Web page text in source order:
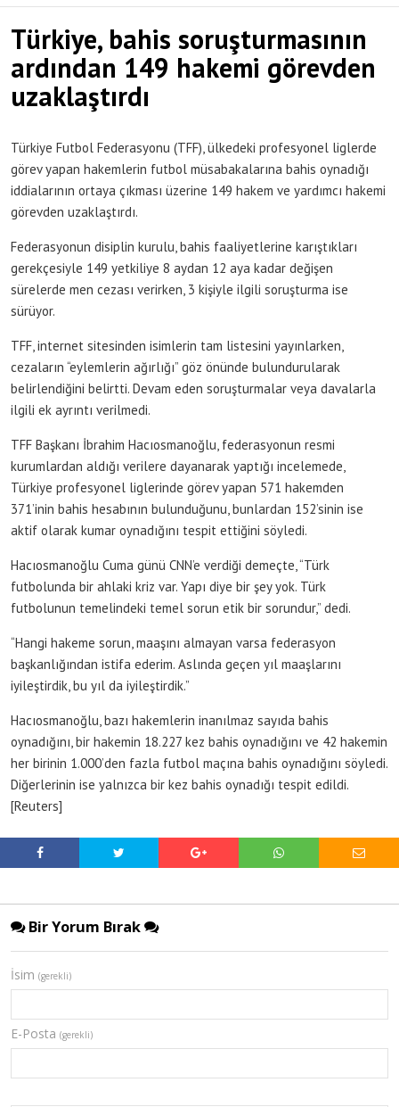
Türkiye, bahis soruşturmasının
ardından 149 hakemi görevden
uzaklaştırdı
Türkiye Futbol Federasyonu (TFF), ülkedeki profesyonel liglerde
görev yapan hakemlerin futbol müsabakalarına bahis oynadığı
iddialarının ortaya çıkması üzerine 149 hakem ve yardımcı hakemi
görevden uzaklaştırdı.
Federasyonun disiplin kurulu, bahis faaliyetlerine karıştıkları
gerekçesiyle 149 yetkiliye 8 aydan 12 aya kadar değişen
sürelerde men cezası verirken, 3 kişiyle ilgili soruşturma ise
sürüyor.
TFF, internet sitesinden isimlerin tam listesini yayınlarken,
cezaların “eylemlerin ağırlığı” göz önünde bulundurularak
belirlendiğini belirtti. Devam eden soruşturmalar veya davalarla
ilgili ek ayrıntı verilmedi.
TFF Başkanı İbrahim Hacıosmanoğlu, federasyonun resmi
kurumlardan aldığı verilere dayanarak yaptığı incelemede,
Türkiye profesyonel liglerinde görev yapan 571 hakemden
371’inin bahis hesabının bulunduğunu, bunlardan 152’sinin ise
aktif olarak kumar oynadığını tespit ettiğini söyledi.
Hacıosmanoğlu Cuma günü CNN’e verdiği demeçte, “Türk
futbolunda bir ahlaki kriz var. Yapı diye bir şey yok. Türk
futbolunun temelindeki temel sorun etik bir sorundur,” dedi.
“Hangi hakeme sorun, maaşını almayan varsa federasyon
başkanlığından istifa ederim. Aslında geçen yıl maaşlarını
iyileştirdik, bu yıl da iyileştirdik.”
Hacıosmanoğlu, bazı hakemlerin inanılmaz sayıda bahis
oynadığını, bir hakemin 18.227 kez bahis oynadığını ve 42 hakemin
her birinin 1.000’den fazla futbol maçına bahis oynadığını söyledi.
Diğerlerinin ise yalnızca bir kez bahis oynadığı tespit edildi.
[Reuters]
Bir Yorum Bırak
İsim (gerekli)
E-Posta (gerekli)